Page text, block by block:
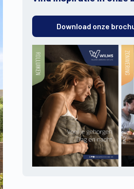
Download onze